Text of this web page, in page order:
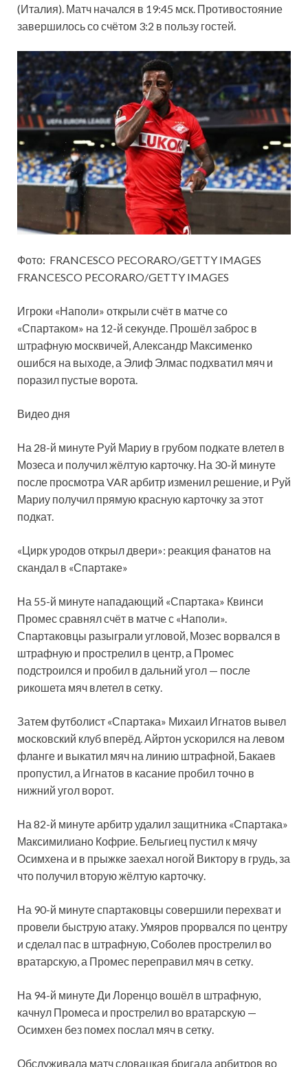
(Италия). Матч начался в 19:45 мск. Противостояние
завершилось со счётом 3:2 в пользу гостей.
Фото: FRANCESCO PECORARO/GETTY IMAGES
FRANCESCO PECORARO/GETTY IMAGES
Игроки «Наполи» открыли счёт в матче со
«Спартаком» на 12-й секунде. Прошёл заброс в
штрафную москвичей, Александр Максименко
ошибся на выходе, а Элиф Элмас подхватил мяч и
поразил пустые ворота.
Видео дня
На 28-й минуте Руй Мариу в грубом подкате влетел в
Мозеса и получил жёлтую карточку. На 30-й минуте
после просмотра VAR арбитр изменил решение, и Руй
Мариу получил прямую красную карточку за этот
подкат.
«Цирк уродов открыл двери»: реакция фанатов на
скандал в «Спартаке»
На 55-й минуте нападающий «Спартака» Квинси
Промес сравнял счёт в матче с «Наполи».
Спартаковцы разыграли угловой, Мозес ворвался в
штрафную и прострелил в центр, а Промес
подстроился и пробил в дальний угол — после
рикошета мяч влетел в сетку.
Затем футболист «Спартака» Михаил Игнатов вывел
московский клуб вперёд. Айртон ускорился на левом
фланге и выкатил мяч на линию штрафной, Бакаев
пропустил, а Игнатов в касание пробил точно в
нижний угол ворот.
На 82-й минуте арбитр удалил защитника «Спартака»
Максимилиано Кофрие. Бельгиец пустил к мячу
Осимхена и в прыжке заехал ногой Виктору в грудь, за
что получил вторую жёлтую карточку.
На 90-й минуте спартаковцы совершили перехват и
провели быструю атаку. Умяров прорвался по центру
и сделал пас в штрафную, Соболев прострелил во
вратарскую, а Промес переправил мяч в сетку.
На 94-й минуте Ди Лоренцо вошёл в штрафную,
качнул Промеса и прострелил во вратарскую —
Осимхен без помех послал мяч в сетку.
Обслуживала матч словацкая бригада арбитров во